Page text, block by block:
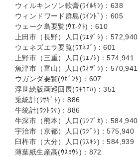
ウィルキンソン軟膏(ｳｲﾙｷﾝ)：638
ウィンドワード群島(ｳｲﾝﾄﾞ)：605
ウェーク島要覧(ｳｴ-ｸﾄ)：610
上田市（長野）人口(ｳｴﾀﾞｼ)：572,940
ウェネズエラ要覧(ｳｴﾈｽﾞ)：601
上野市（三重）人口(ｳｴﾉｼ)：574,941
魚津市（富山）人口(ｳｵﾂﾞｼ)：570,941
ウガンダ要覧(ｳｶﾞﾝﾀ)：607
浮世絵版画巡回展(ｳｷﾖｴﾊ)：351
兎統計(ｳｻｷﾞﾄ)：886
牛統計(ｳｼﾄｳｹ)：886
牛深市（熊本）人口(ｳｼﾌﾞｶ)：584,940
宇治市（京都）人口(ｳｼﾞｼ)：575,940
臼杵市（大分）人口(ｳｽｷｼ)：584,939
薄葉紙生産高(ｳｽﾖｳｼ)：872